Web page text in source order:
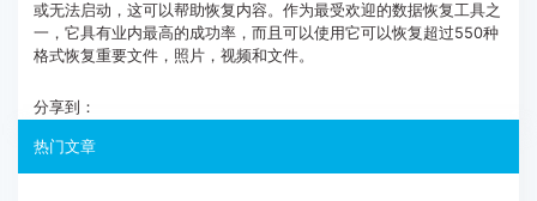
或无法启动，这可以帮助恢复内容。作为最受欢迎的数据恢复工具之
一，它具有业内最高的成功率，而且可以使用它可以恢复超过550种
格式恢复重要文件，照片，视频和文件。
分享到：
热门文章